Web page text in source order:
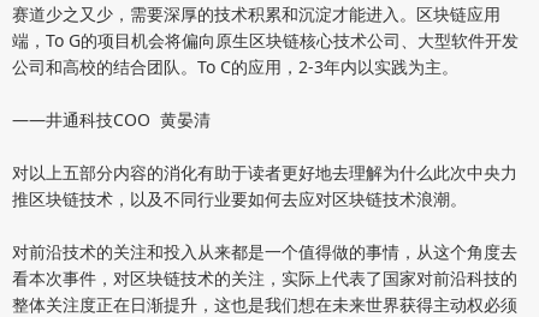
赛道少之又少，需要深厚的技术积累和沉淀才能进入。区块链应用
端，To G的项目机会将偏向原生区块链核心技术公司、大型软件开发
公司和高校的结合团队。To C的应用，2-3年内以实践为主。
——井通科技COO 黄晏清
对以上五部分内容的消化有助于读者更好地去理解为什么此次中央力
推区块链技术，以及不同行业要如何去应对区块链技术浪潮。
对前沿技术的关注和投入从来都是一个值得做的事情，从这个角度去
看本次事件，对区块链技术的关注，实际上代表了国家对前沿科技的
整体关注度正在日渐提升，这也是我们想在未来世界获得主动权必须